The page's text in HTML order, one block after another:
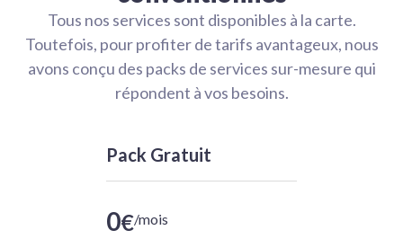
Tous nos services sont disponibles à la carte.
Toutefois, pour profiter de tarifs avantageux, nous
avons conçu des packs de services sur-mesure qui
répondent à vos besoins.
Pack Gratuit
0€/mois